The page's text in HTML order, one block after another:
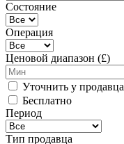
Состояние
Операция
Ценовой диапазон (£)
Уточнить у продавца
Бесплатно
Период
Тип продавца